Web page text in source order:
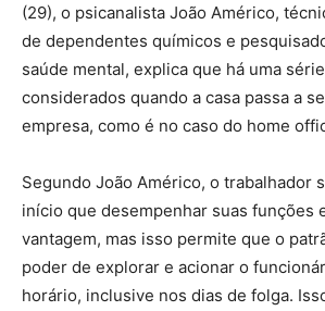
(29), o psicanalista João Américo,
de dependentes químicos e
saúde mental, explica que há uma
considerados quando a casa passa a
empresa, como é no caso do home
Segundo João Américo, o trabalhador
início que desempenhar suas funções
vantagem, mas isso permite que o
poder de explorar e acionar o
horário, inclusive nos dias de folga.